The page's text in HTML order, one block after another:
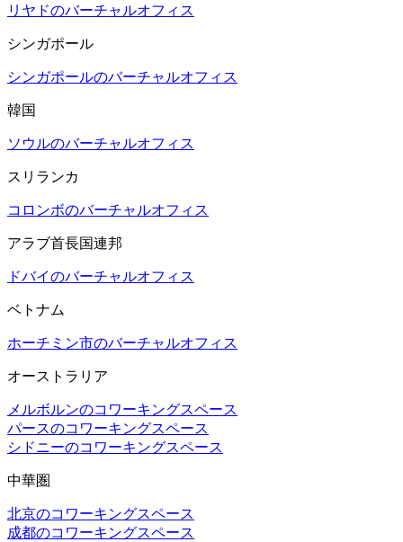
リヤドのバーチャルオフィス
シンガポール
シンガポールのバーチャルオフィス
韓国
ソウルのバーチャルオフィス
スリランカ
コロンボのバーチャルオフィス
アラブ首長国連邦
ドバイのバーチャルオフィス
ベトナム
ホーチミン市のバーチャルオフィス
オーストラリア
メルボルンのコワーキングスペース
パースのコワーキングスペース
シドニーのコワーキングスペース
中華圏
北京のコワーキングスペース
成都のコワーキングスペース